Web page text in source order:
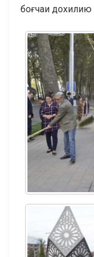
боғчаи дохилию